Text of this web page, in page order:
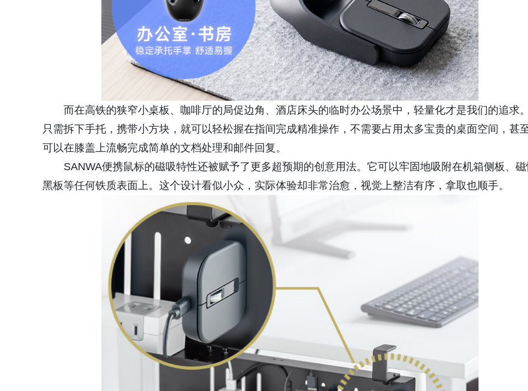
而在高铁的狭窄小桌板、咖啡厅的局促边角、酒店床头的临时办公场景中，轻量化才是我们的追求。
只需拆下手托，携带小方块，就可以轻松握在指间完成精准操作，不需要占用太多宝贵的桌面空间，甚
可以在膝盖上流畅完成简单的文档处理和邮件回复。
SANWA便携鼠标的磁吸特性还被赋予了更多超预期的创意用法。它可以牢固地吸附在机箱侧板、磁
黑板等任何铁质表面上。这个设计看似小众，实际体验却非常治愈，视觉上整洁有序，拿取也顺手。